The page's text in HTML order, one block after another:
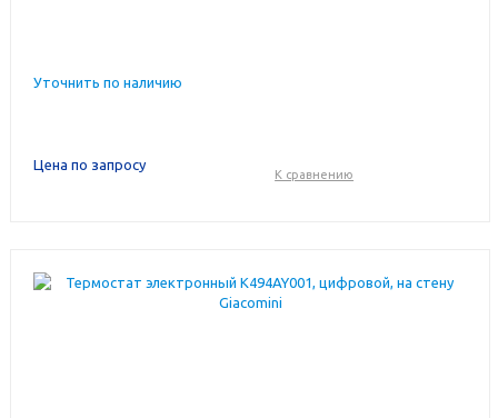
Уточнить по наличию
Цена по запросу
К сравнению